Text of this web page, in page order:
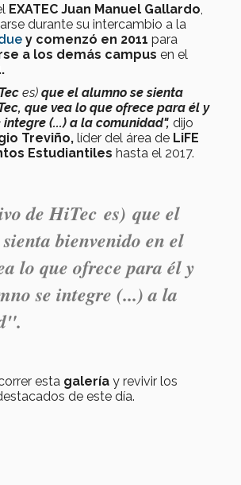
EXATEC Juan Manuel Gallardo
durante su intercambio a la
y comenzó en 2011 para
a los demás campus en el
es) que el alumno se sienta
que vea lo que ofrece para él y
(...) a la comunidad", dijo
Treviño, líder del área de LiFE
Estudiantiles hasta el 2017.
de HiTec es) que el
bienvenido en el
lo que ofrece para él y
se integre (...) a la
esta galería y revivir los
de este día.